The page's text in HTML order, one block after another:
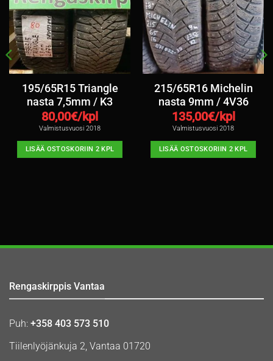
195/65R15 Triangle
nasta 7,5mm / K3
80,00€/kpl
Valmistusvuosi 2018
LISÄÄ OSTOSKORIIN 2 KPL
215/65R16 Michelin
nasta 9mm / 4V36
135,00€/kpl
Valmistusvuosi 2018
LISÄÄ OSTOSKORIIN 2 KPL
Rengaskirppis Vantaa
Puh: +358 403 573 510
Tiilenlyöjänkuja 2, Vantaa 01720